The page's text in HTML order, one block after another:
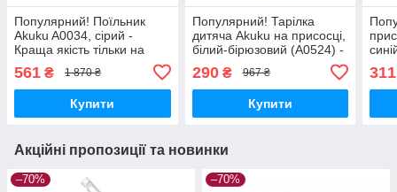
Популярний! Поїльник
Akuku A0034, сірий -
Краща якість тільки на
561 ₴ 1 870 ₴
Купити
Популярний! Тарілка
дитяча Akuku на присосці,
білий-бірюзовий (A0524) -
Nukleon.com.ua
290₴ 967 ₴
Купити
311
Акційні пропозиції та новинки
–70% –70%